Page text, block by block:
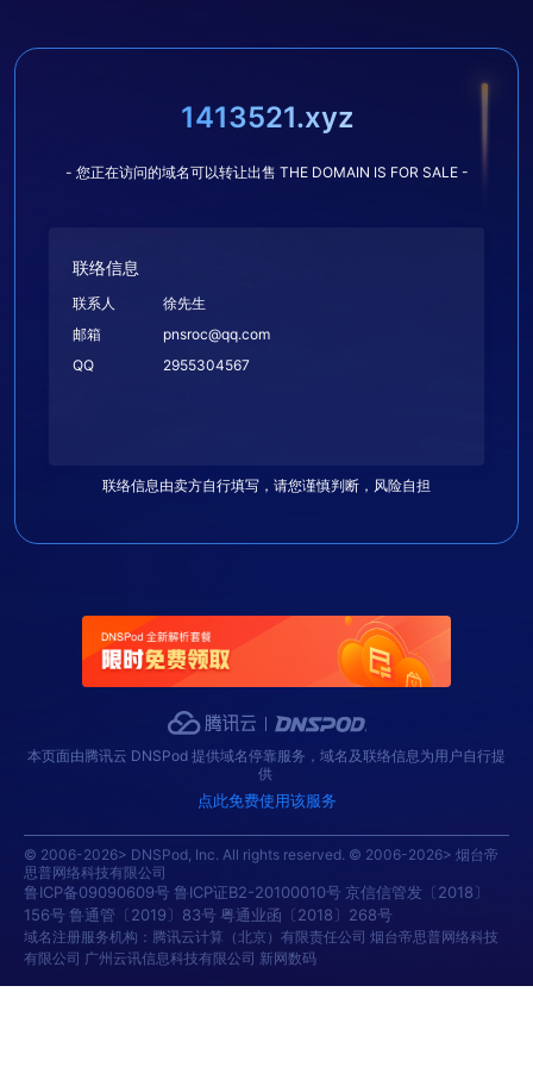
1413521.xyz
- 您正在访问的域名可以转让出售 THE DOMAIN IS FOR SALE -
联络信息
联系人
徐先生
邮箱
pnsroc@qq.com
QQ
2955304567
联络信息由卖方自行填写，请您谨慎判断，风险自担
本页面由腾讯云 DNSPod 提供域名停靠服务，域名及联络信息为用户自行提
供
点此免费使用该服务
© 2006-2026> DNSPod, Inc. All rights reserved. © 2006-2026> 烟台帝
思普网络科技有限公司
鲁ICP备09090609号 鲁ICP证B2-20100010号 京信信管发〔2018〕
156号 鲁通管〔2019〕83号 粤通业函〔2018〕268号
域名注册服务机构：腾讯云计算（北京）有限责任公司 烟台帝思普网络科技
有限公司 广州云讯信息科技有限公司 新网数码